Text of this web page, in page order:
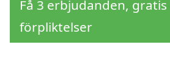
Få 3 erbjudanden,
förpliktelser